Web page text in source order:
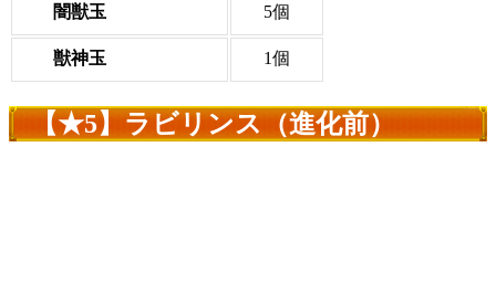
闇獣玉 5個
獣神玉 1個
【★5】ラビリンス（進化前）